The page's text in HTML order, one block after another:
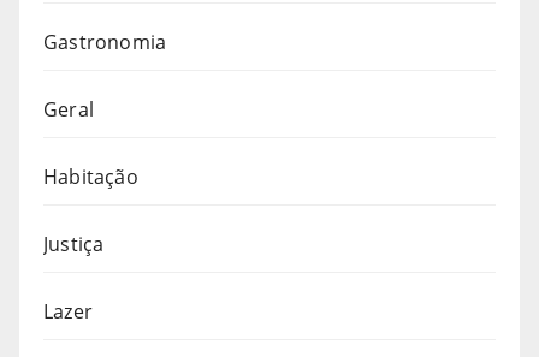
Gastronomia
Geral
Habitação
Justiça
Lazer